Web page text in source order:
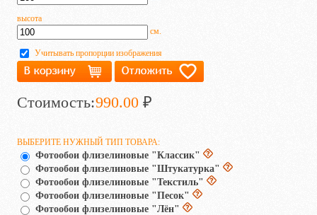
высота
см.
Учитывать пропорции изображения
Стоимость:990.00 ₽
ВЫБЕРИТЕ НУЖНЫЙ ТИП ТОВАРА:
Фотообои флизелиновые "Классик"
Фотообои флизелиновые "Штукатурка"
Фотообои флизелиновые "Текстиль"
Фотообои флизелиновые "Песок"
Фотообои флизелиновые "Лён"